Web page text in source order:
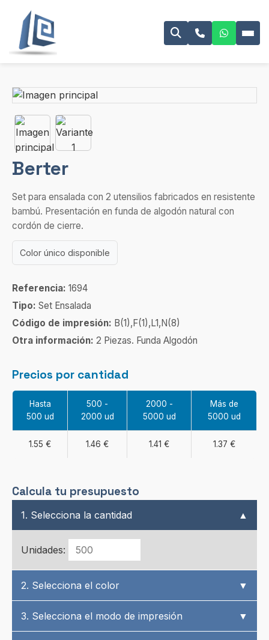
Berter
Set para ensalada con 2 utensilios fabricados en resistente
bambú. Presentación en funda de algodón natural con
cordón de cierre.
Color único disponible
Referencia: 1694
Tipo: Set Ensalada
Código de impresión: B(1),F(1),L1,N(8)
Otra información: 2 Piezas. Funda Algodón
Precios por cantidad
Hasta
500 ud
500 -
2000 ud
2000 -
5000 ud
Más de
5000 ud
1.55 € 1.46 € 1.41 € 1.37 €
Calcula tu presupuesto
1. Selecciona la cantidad ▲
Unidades:
2. Selecciona el color ▼
3. Selecciona el modo de impresión ▼